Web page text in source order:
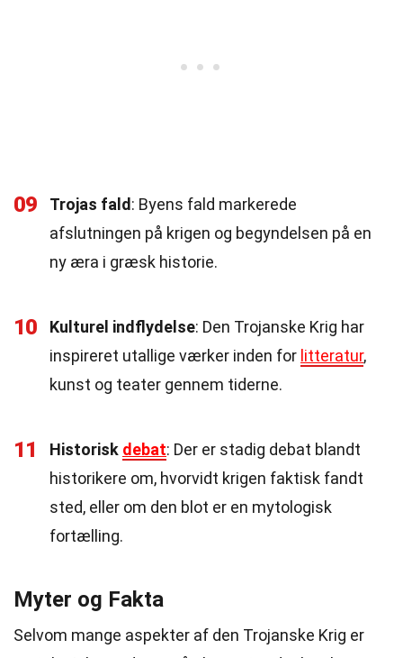
09 Trojas fald : Byens fald markerede
afslutningen på krigen og begyndelsen på en
ny æra i græsk historie.
10 Kulturel indflydelse: Den Trojanske Krig har
inspireret utallige værker inden for litteratur,
kunst og teater gennem tiderne.
11 Historisk debat: Der er stadig debat blandt
historikere om, hvorvidt krigen faktisk fandt
sted, eller om den blot er en mytologisk
fortælling.
Myter og Fakta
Selvom mange aspekter af den Trojanske Krig er